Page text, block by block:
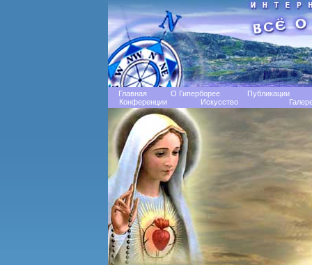
Главная О Гиперборее
Публикации
Конференции
Искусство